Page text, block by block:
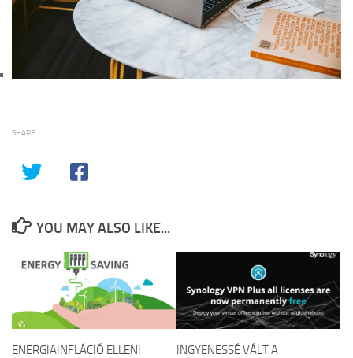
SHARE
YOU MAY ALSO LIKE...
ENERGIAINFLÁCIÓ ELLENI
INGYENESSÉ VÁLT A